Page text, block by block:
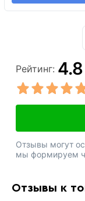
Отзывы к
Рейтинг: 4.8
Отзывы могут
мы формируем